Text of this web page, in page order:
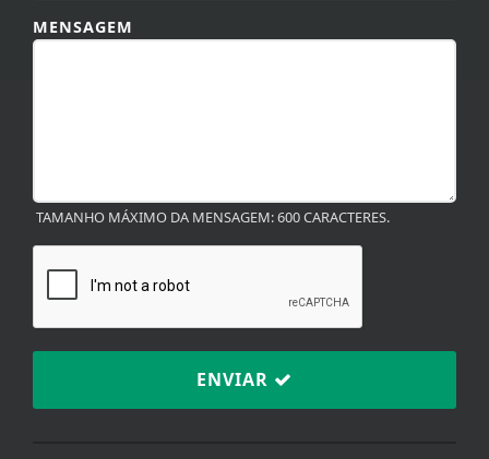
MENSAGEM
TAMANHO MÁXIMO DA MENSAGEM: 600 CARACTERES.
ENVIAR